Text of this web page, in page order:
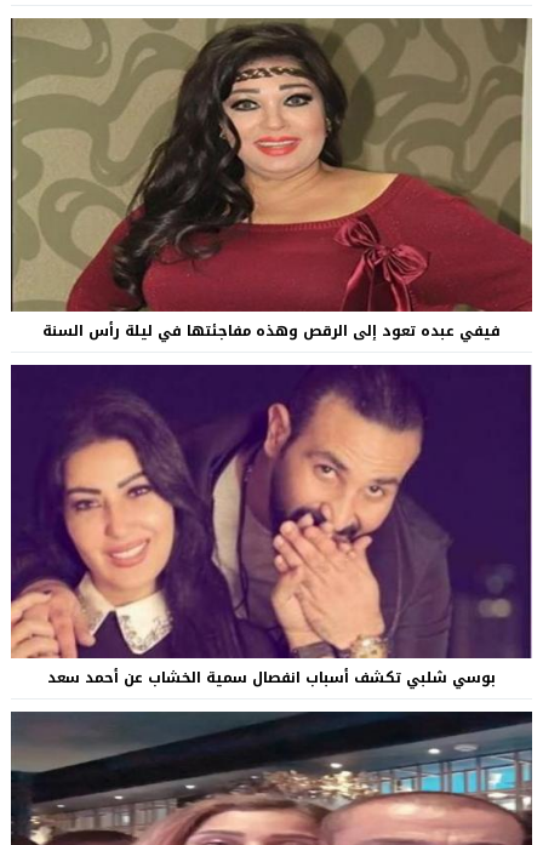
فيفي عبده تعود إلى الرقص وهذه مفاجئتها في ليلة رأس السنة
بوسي شلبي تكشف أسباب انفصال سمية الخشاب عن أحمد سعد